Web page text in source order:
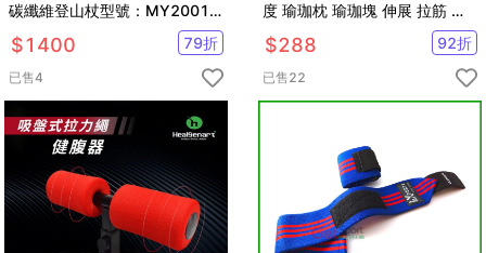
碳纖維登山杖型號：MY2001
黑
$1400 79折
已售4
度 瑜珈枕 瑜珈塊 伸展 拉筋 瑜
珈輔助 紓壓 按摩 皮拉提斯 瑜珈
墊 健身房 滾輪
$288 92折
已售22